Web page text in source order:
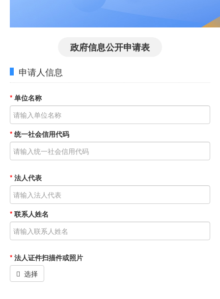
政府信息公开申请表
申请人信息
* 单位名称
* 统一社会信用代码
* 法人代表
* 联系人姓名
* 法人证件扫描件或照片
选择